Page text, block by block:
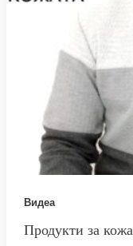
Видеа
Продукти за кожа